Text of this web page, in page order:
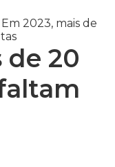
Em 2023, mais de
de 20